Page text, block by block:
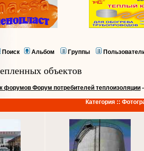
Поиск Альбом Группы
объектов
форумов Форум потребителей теплоизоляции
Категория ::